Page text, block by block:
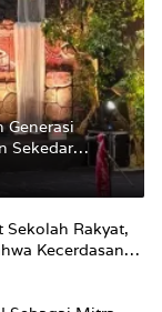
Generasi
Sekedar
Rakyat,
Kecerdasan